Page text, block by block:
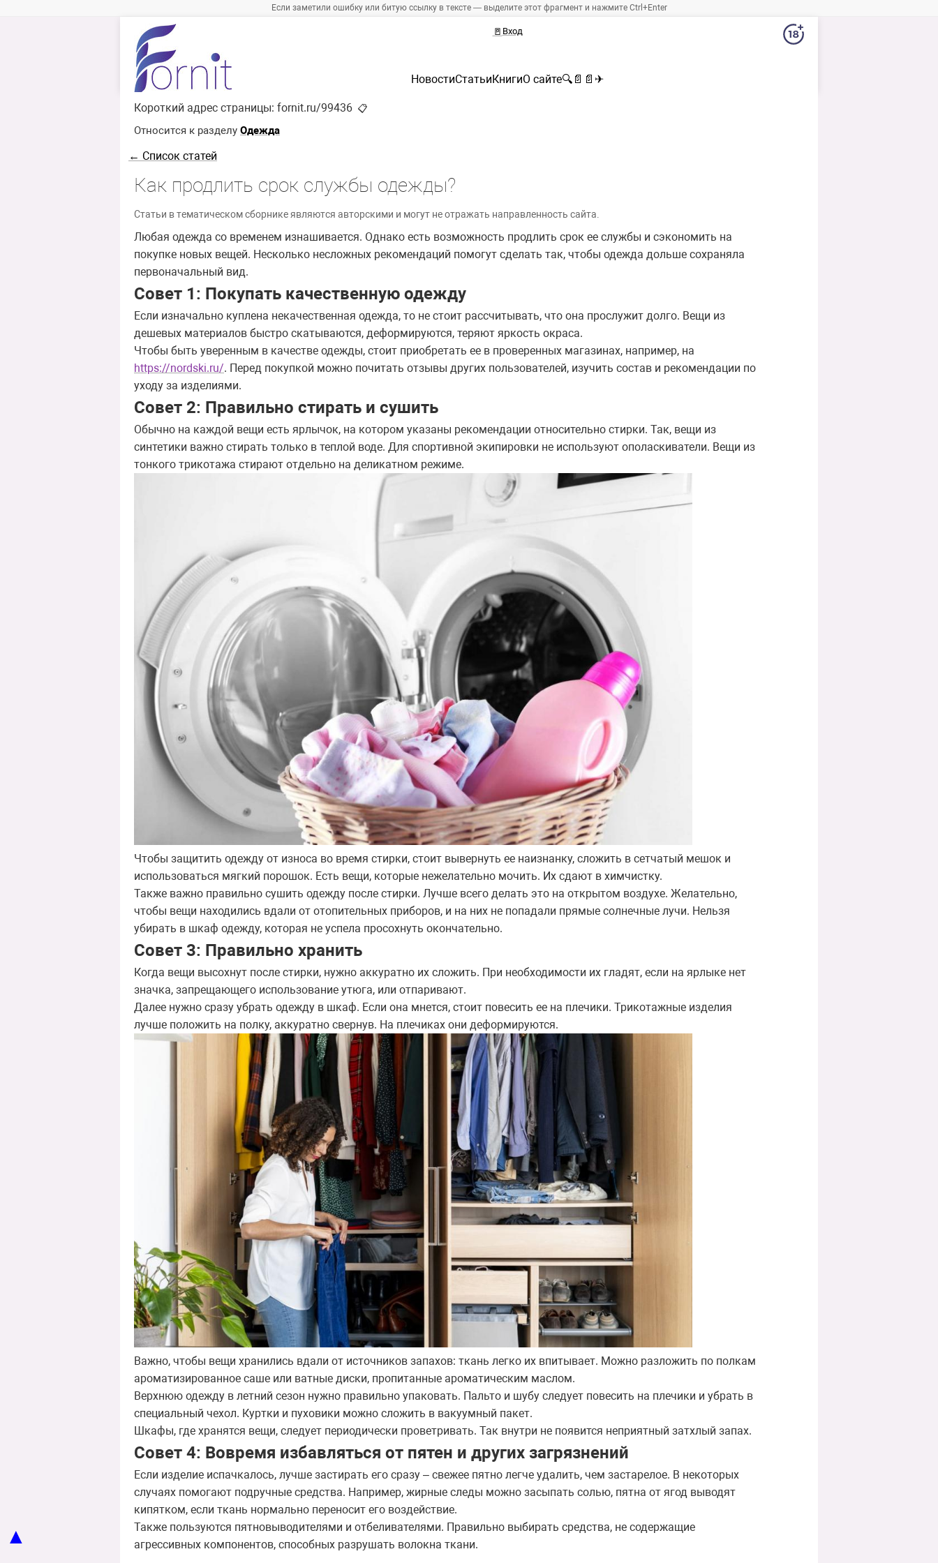
Если заметили ошибку или битую ссылку в тексте — выделите этот фрагмент и нажмите Ctrl+Enter
🚪 Вход
НовостиСтатьиКнигиО сайте🔍 📄 📄 ✈
Короткий адрес страницы: fornit.ru/99436 📋
Относится к разделу Одежда
← Список статей
Как продлить срок службы одежды?
Статьи в тематическом сборнике являются авторскими и могут не отражать направленность сайта.
Любая одежда со временем изнашивается. Однако есть возможность продлить срок ее службы и сэкономить на
покупке новых вещей. Несколько несложных рекомендаций помогут сделать так, чтобы одежда дольше сохраняла
первоначальный вид.
Совет 1: Покупать качественную одежду
Если изначально куплена некачественная одежда, то не стоит рассчитывать, что она прослужит долго. Вещи из
дешевых материалов быстро скатываются, деформируются, теряют яркость окраса.
Чтобы быть уверенным в качестве одежды, стоит приобретать ее в проверенных магазинах, например, на
https://nordski.ru/. Перед покупкой можно почитать отзывы других пользователей, изучить состав и рекомендации по
уходу за изделиями.
Совет 2: Правильно стирать и сушить
Обычно на каждой вещи есть ярлычок, на котором указаны рекомендации относительно стирки. Так, вещи из
синтетики важно стирать только в теплой воде. Для спортивной экипировки не используют ополаскиватели. Вещи из
тонкого трикотажа стирают отдельно на деликатном режиме.
Чтобы защитить одежду от износа во время стирки, стоит вывернуть ее наизнанку, сложить в сетчатый мешок и
использоваться мягкий порошок. Есть вещи, которые нежелательно мочить. Их сдают в химчистку.
Также важно правильно сушить одежду после стирки. Лучше всего делать это на открытом воздухе. Желательно,
чтобы вещи находились вдали от отопительных приборов, и на них не попадали прямые солнечные лучи. Нельзя
убирать в шкаф одежду, которая не успела просохнуть окончательно.
Совет 3: Правильно хранить
Когда вещи высохнут после стирки, нужно аккуратно их сложить. При необходимости их гладят, если на ярлыке нет
значка, запрещающего использование утюга, или отпаривают.
Далее нужно сразу убрать одежду в шкаф. Если она мнется, стоит повесить ее на плечики. Трикотажные изделия
лучше положить на полку, аккуратно свернув. На плечиках они деформируются.
Важно, чтобы вещи хранились вдали от источников запахов: ткань легко их впитывает. Можно разложить по полкам
ароматизированное саше или ватные диски, пропитанные ароматическим маслом.
Верхнюю одежду в летний сезон нужно правильно упаковать. Пальто и шубу следует повесить на плечики и убрать в
специальный чехол. Куртки и пуховики можно сложить в вакуумный пакет.
Шкафы, где хранятся вещи, следует периодически проветривать. Так внутри не появится неприятный затхлый запах.
Совет 4: Вовремя избавляться от пятен и других загрязнений
Если изделие испачкалось, лучше застирать его сразу – свежее пятно легче удалить, чем застарелое. В некоторых
случаях помогают подручные средства. Например, жирные следы можно засыпать солью, пятна от ягод выводят
кипятком, если ткань нормально переносит его воздействие.
Также пользуются пятновыводителями и отбеливателями. Правильно выбирать средства, не содержащие
агрессивных компонентов, способных разрушать волокна ткани.
▲